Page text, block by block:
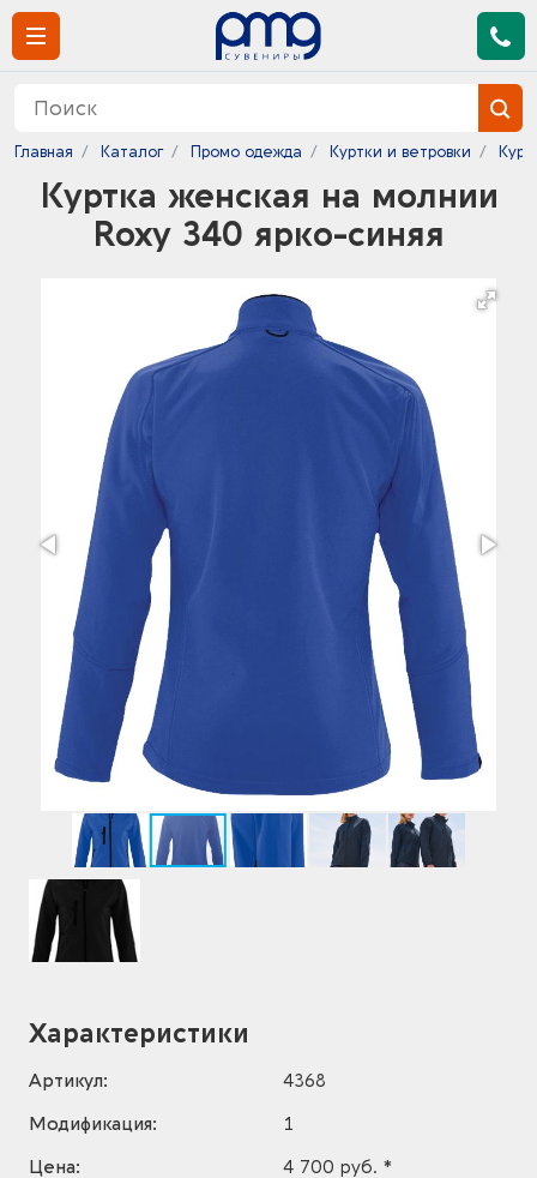
Главная Каталог Промо одежда Куртки и ветровки
Куртка женская на молнии
Roxy 340 ярко-синяя
Характеристики
Артикул:
4368
Модификация:
1
Цена:
4 700 руб. *